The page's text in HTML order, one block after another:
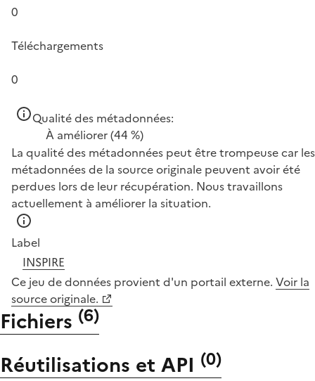
0
Téléchargements
0
Qualité des métadonnées:
À améliorer(44 %)
La qualité des métadonnées peut être trompeuse car les
métadonnées de la source originale peuvent avoir été
perdues lors de leur récupération. Nous travaillons
actuellement à améliorer la situation.
Label
INSPIRE
Ce jeu de données provient d'un portail externe. Voir la
source originale.
Fichiers (6)
Réutilisations et API (0)